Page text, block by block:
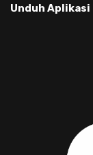
Unduh Aplikasi